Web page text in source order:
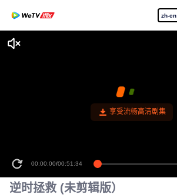
zh-cn
享受流畅高清剧集
00:00:00/00:51:34
逆时拯救 (未剪辑版）